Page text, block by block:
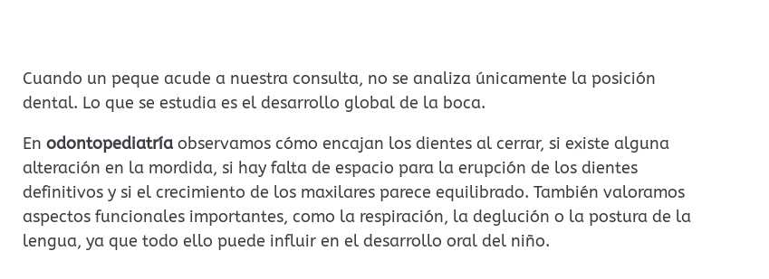
Cuando un peque acude a nuestra consulta, no se analiza únicamente la posición
dental. Lo que se estudia es el desarrollo global de la boca.
En odontopediatría observamos cómo encajan los dientes al cerrar, si existe alguna
alteración en la mordida, si hay falta de espacio para la erupción de los dientes
definitivos y si el crecimiento de los maxilares parece equilibrado. También valoramos
aspectos funcionales importantes, como la respiración, la deglución o la postura de la
lengua, ya que todo ello puede influir en el desarrollo oral del niño.